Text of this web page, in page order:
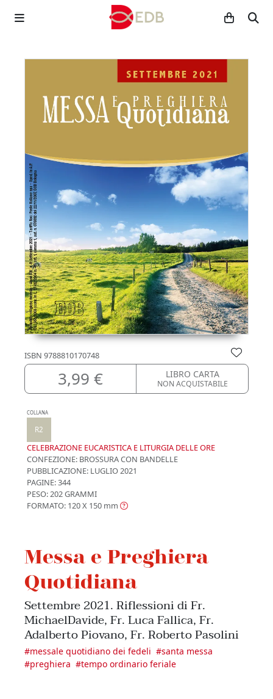
ISBN 9788810170748
3,99 € LIBRO CARTA
NON ACQUISTABILE
COLLANA
R2
CELEBRAZIONE EUCARISTICA E LITURGIA DELLE ORE
CONFEZIONE: BROSSURA CON BANDELLE
PUBBLICAZIONE: LUGLIO 2021
PAGINE: 344
PESO: 202 GRAMMI
FORMATO: 120 X 150 mm
Messa e Preghiera
Quotidiana
Settembre 2021. Riflessioni di Fr.
MichaelDavide, Fr. Luca Fallica, Fr.
Adalberto Piovano, Fr. Roberto Pasolini
#messale quotidiano dei fedeli #santa messa
#preghiera #tempo ordinario feriale